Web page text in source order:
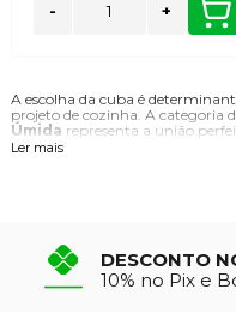
- +
A escolha da cuba é
projeto de cozinha. A categoria
Úmida representa a união
contemporâneo.
granito ou quartzo contra
busca modernidade e uma
sofisticação.
Ler mais
DESCONTO
10% no Pix e